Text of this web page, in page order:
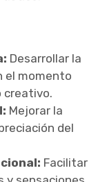
Desarrollar la
el momento
creativo.
Mejorar la
del
Facilitar